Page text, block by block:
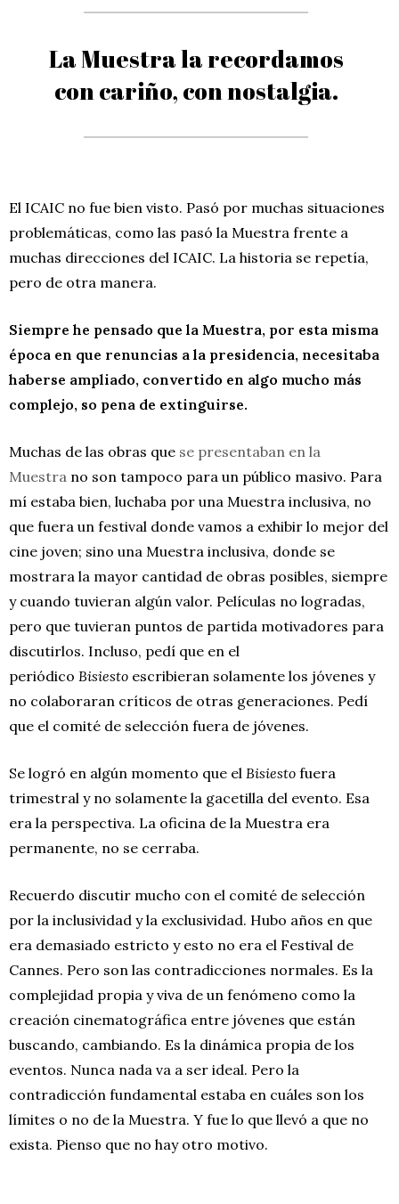
La Muestra la recordamos
con cariño, con nostalgia.
El ICAIC no fue bien visto. Pasó por muchas situaciones
problemáticas, como las pasó la Muestra frente a
muchas direcciones del ICAIC. La historia se repetía,
pero de otra manera.
Siempre he pensado que la Muestra, por esta misma
época en que renuncias a la presidencia, necesitaba
haberse ampliado, convertido en algo mucho más
complejo, so pena de extinguirse.
Muchas de las obras que se presentaban en la
Muestra no son tampoco para un público masivo. Para
mí estaba bien, luchaba por una Muestra inclusiva, no
que fuera un festival donde vamos a exhibir lo mejor del
cine joven; sino una Muestra inclusiva, donde se
mostrara la mayor cantidad de obras posibles, siempre
y cuando tuvieran algún valor. Películas no logradas,
pero que tuvieran puntos de partida motivadores para
discutirlos. Incluso, pedí que en el
periódico Bisiesto escribieran solamente los jóvenes y
no colaboraran críticos de otras generaciones. Pedí
que el comité de selección fuera de jóvenes.
Se logró en algún momento que el Bisiesto fuera
trimestral y no solamente la gacetilla del evento. Esa
era la perspectiva. La oficina de la Muestra era
permanente, no se cerraba.
Recuerdo discutir mucho con el comité de selección
por la inclusividad y la exclusividad. Hubo años en que
era demasiado estricto y esto no era el Festival de
Cannes. Pero son las contradicciones normales. Es la
complejidad propia y viva de un fenómeno como la
creación cinematográfica entre jóvenes que están
buscando, cambiando. Es la dinámica propia de los
eventos. Nunca nada va a ser ideal. Pero la
contradicción fundamental estaba en cuáles son los
límites o no de la Muestra. Y fue lo que llevó a que no
exista. Pienso que no hay otro motivo.